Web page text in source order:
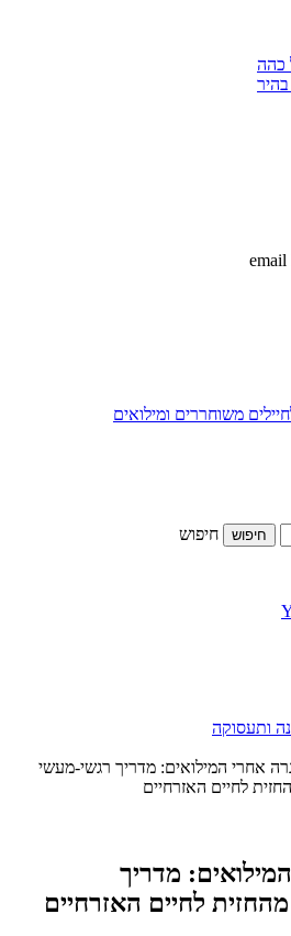
כהה
בהיר
email
חיפוש חיפוש
ותעסוקה
אחרי המילואים: מדריך רגשי-מעשי
לחיים האזרחיים
מדריך
לחיים האזרחיים